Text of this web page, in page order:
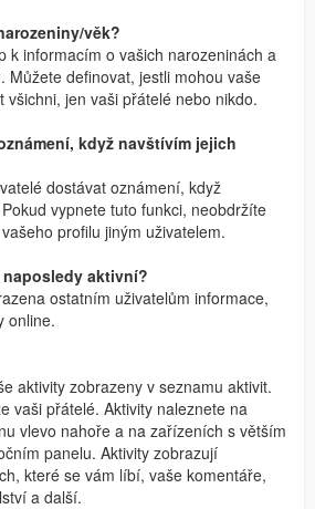
věk?
k informacím o vašich narozeninách a
Můžete definovat, jestli mohou vaše
všichni, jen vaši přátelé nebo nikdo.
když navštívím jejich
dostávat oznámení, když
vypnete tuto funkci, neobdržíte
profilu jiným uživatelem.
aktivní?
ostatním uživatelům informace,
online.
aktivity zobrazeny v seznamu aktivit.
vaši přátelé. Aktivity naleznete na
vlevo nahoře a na zařízeních s větším
panelu. Aktivity zobrazují
které se vám líbí, vaše komentáře,
a další.